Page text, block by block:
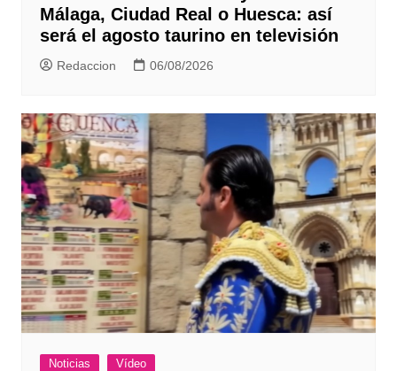
Málaga, Ciudad Real o Huesca: así
será el agosto taurino en televisión
Redaccion 06/08/2026
Noticias Vídeo